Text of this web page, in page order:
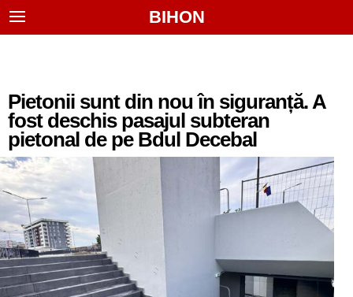
BIHON
Pietonii sunt din nou în siguranță. A
fost deschis pasajul subteran
pietonal de pe Bdul Decebal